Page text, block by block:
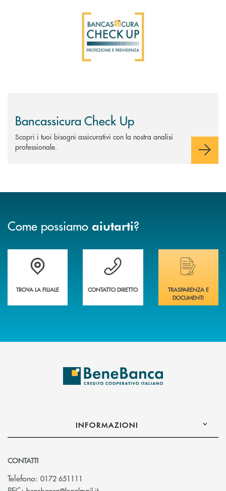
Bancassicura Check Up
Scopri i tuoi bisogni assicurativi con la nostra analisi
professionale.
Come possiamo aiutarti?
Trova la filiale più vicina a te&nbsp;
TROVA LA FILIALE
Hai bisogno di assistenza immediata?
CONTATTO DIRETTO
Hai bisogno di
TRASPARENZA E
DOCUMENTI
INFORMAZIONI
CONTATTI
Telefono: 0172 651111